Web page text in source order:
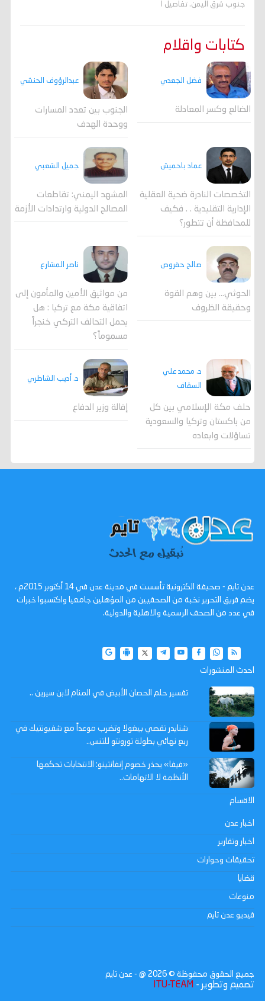
جنوب شرق اليمن. تفاصيل ا
كتابات واقلام
فضل الجعدي
الضالع وكسر المعادلة
عبدالرؤوف الحنشي
الجنوب بين تعدد المسارات
ووحدة الهدف
عماد باحميش
التخصصات النادرة ضحية العقلية
الإدارية التقليدية . . فكيف
للمحافظة أن تتطور؟
جميل الشعبي
المشهد اليمني: تقاطعات
المصالح الدولية وارتدادات الأزمة
صالح حقروص
الحوثي... بين وهم القوة
وحقيقة الظروف
ناصر المشارع
من مواثيق الأمين والمأمون إلى
اتفاقية مكة مع تركيا : هل
يحمل التحالف التركي خنجراً
مسموماً؟
د. محمد علي
السقاف
حلف مكة الإسلامي بين كل
من باكستان وتركيا والسعودية
تساؤلات وابعاده
د. أديب الشاطري
إقالة وزير الدفاع
عدن تايم - صحيفة الكترونية تأسست في مدينة عدن في 14 أكتوبر 2015م ،
يضم فريق التحرير نخبة من الصحفيين من المؤهلين جامعيا واكتسبوا خبرات
في عدد من الصحف الرسمية والاهلية والدولية.
احدث المنشورات
تفسير حلم الحصان الأبيض في المنام لابن سيرين ..
شنايدر تقصي بيغولا وتضرب موعداً مع شفيونتيك في
ربع نهائي بطولة تورونتو للتنس..
«فيفا» يحذر خصوم إنفانتينو: الانتخابات تحكمها
الأنظمة لا الاتهامات..
الاقسام
اخبار عدن
اخبار وتقارير
تحقيقات وحوارات
قضايا
منوعات
فيديو عدن تايم
جميع الحقوق محفوظة © 2026 @ - عدن تايم
تصميم وتطوير - ITU-TEAM